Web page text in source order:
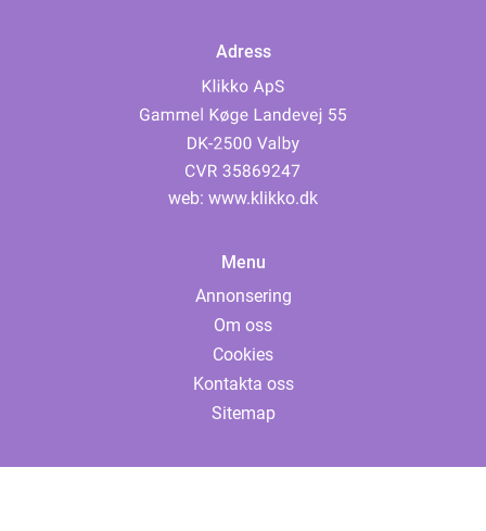
Adress
web: www.klikko.dk
Menu
Annonsering
Om oss
Cookies
Kontakta oss
Sitemap